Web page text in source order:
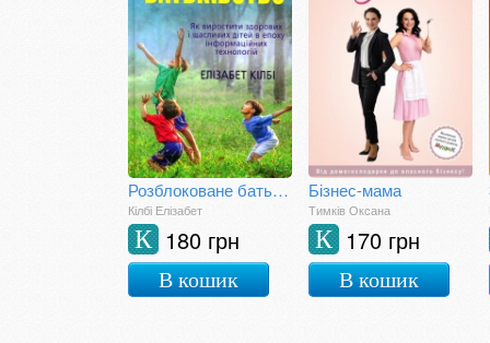
Розблоковане батьківство. Як виростити здорових і щасливих дітей в епоху інформаційних технологій
Кілбі Елізабет
180 грн
К
В кошик
Бізнес-мама
Тимків Оксана
170 грн
К
В кошик